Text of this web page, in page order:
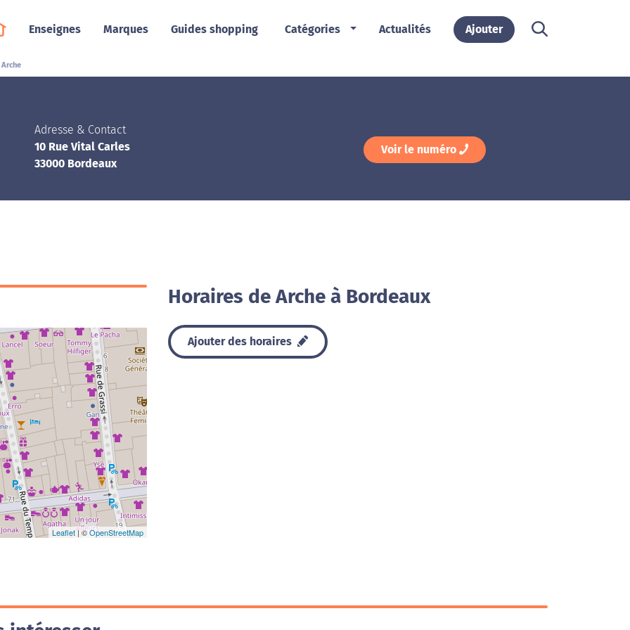
Enseignes Marques Guides shopping Catégories Actualités Ajouter
Arche
Adresse & Contact
10 Rue Vital Carles
33000 Bordeaux
Voir le numéro
Leaflet| ©OpenStreetMap
Horaires de Arche à Bordeaux
Ajouter des horaires